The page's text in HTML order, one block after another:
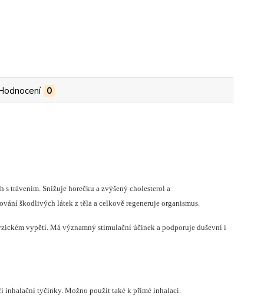
0
trávením. Snižuje horečku a zvýšený cholesterol a
škodlivých látek z těla a celkově regeneruje organismus.
vypětí. Má významný stimulační účinek a podporuje duševní i
inhalační tyčinky. Možno použít také k přímé inhalaci.